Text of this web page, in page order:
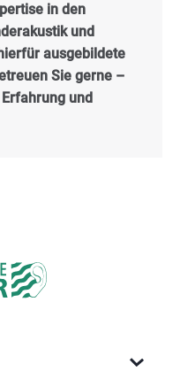
in den
und
ausgebildete
Sie gerne –
und